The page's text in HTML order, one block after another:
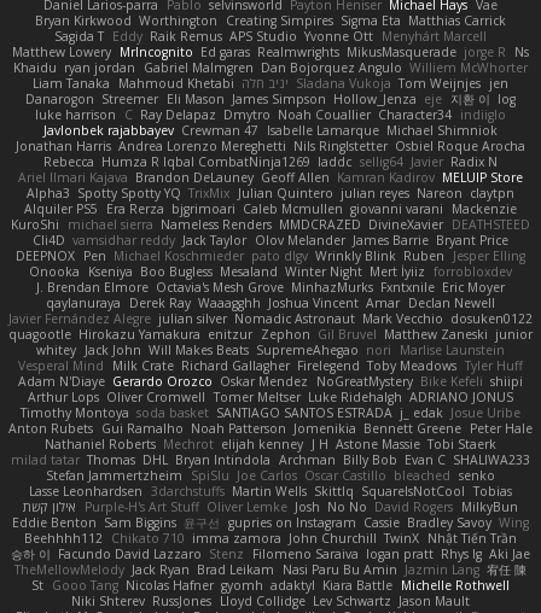
Daniel Larios-parra
Pablo selvinsworld Payton Heniser Michael Hays Vae
Bryan Kirkwood Worthington Creating Simpires Sigma Eta Matthias Carrick
Sagida T Eddy Raik Remus APS Studio Yvonne Ott Menyhárt Marcell
Matthew Lowery MrIncognito Ed garas Realmwrights MikusMasquerade jorge R
Ns
Khaidu ryan jordan Gabriel Malmgren Dan Bojorquez Angulo Williem McWhorter
Liam Tanaka
Mahmoud Khetabi יניב חלה Sladana Vukoja Tom Weijnjes jen
Danarogon Streemer Eli Mason James Simpson Hollow_Jenza eje 지환 이 log
luke harrison
C Ray Delapaz Dmytro Noah Couallier Character34 indiiglo
Javlonbek rajabbayev Crewman 47 Isabelle Lamarque Michael Shimniok
Jonathan Harris Andrea Lorenzo Mereghetti Nils Ringlstetter Osbiel Roque Arocha
Rebecca Humza R Iqbal CombatNinja1269 laddc sellig64 Javier Radix N
Ariel Ilmari Kajava Brandon DeLauney Geoff Allen Kamran Kadirov MELUIP Store
Alpha3 Spotty Spotty YQ TrixMix Julian Quintero julian reyes Nareon claytpn
Alquiler PS5
Era Rerza bjgrimoari Caleb Mcmullen giovanni varani
Mackenzie
KuroShi
michael sierra Nameless Renders MMDCRAZED DivineXavier DEATHSTEED
Cli4D vamsidhar reddy Jack Taylor Olov Melander James Barrie Bryant Price
DEEPNOX Pen Michael Koschmieder pato dlgv Wrinkly Blink Ruben
Jesper Elling
Onooka
Kseniya Boo Bugless Mesaland Winter Night Mert İyiiz forrobloxdev
J. Brendan Elmore Octavia's Mesh Grove MinhazMurks Fxntxnile Eric Moyer
qaylanuraya
Derek Ray Waaagghh Joshua Vincent Amar Declan Newell
Javier Fernández Alegre julian silver Nomadic Astronaut Mark Vecchio dosuken0122
quagootle Hirokazu Yamakura enitzur Zephon Gil Bruvel Matthew Zaneski junior
whitey Jack John Will Makes Beats SupremeAhegao nori
Marlise Launstein
Vesperal Mind
Milk Crate Richard Gallagher Firelegend Toby Meadows Tyler Huff
Adam N'Diaye Gerardo Orozco Oskar Mendez NoGreatMystery Bike Kefeli shiipi
Arthur Lops Oliver Cromwell Tomer Meltser Luke Ridehalgh ADRIANO JONUS
Timothy Montoya soda basket SANTIAGO SANTOS ESTRADA j_ edak Josue Uribe
Anton Rubets Gui Ramalho Noah Patterson Jomenikia Bennett Greene Peter Hale
Nathaniel Roberts Mechrot elijah kenney J H Astone Massie Tobi Staerk
milad tatar Thomas DHL Bryan Intindola Archman Billy Bob Evan C SHALIWA233
Stefan Jammertzheim
SpiSlu Joe Carlos Oscar Castillo bleached senko
Lasse Leonhardsen 3darchstuffs Martin Wells Skittlq SquareIsNotCool Tobias
אילון קשת
Purple-H's Art Stuff Oliver Lemke Josh No No David Rogers MilkyBun
Eddie Benton Sam Biggins 윤구선 gupries on Instagram Cassie Bradley Savoy Wing
Beehhhh112 Chikato 710 imma zamora John Churchill TwinX Nhật Tiến Trần
승하 이 Facundo David Lazzaro Stenz Filomeno Saraiva logan pratt Rhys lg Aki Jae
TheMellowMelody Jack Ryan Brad Leikam Nasi Paru Bu Amin Jazmin Lang 宥任 陳
St Gooo Tang Nicolas Hafner gyomh adaktyl Kiara Battle Michelle Rothwell
Niki Shterev RussJones Lloyd Collidge Lev Schwartz Jason Mault